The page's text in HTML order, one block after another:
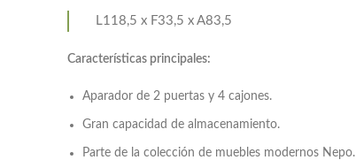
L118,5 x F33,5 x A83,5
Características principales:
Aparador de 2 puertas y 4 cajones.
Gran capacidad de almacenamiento.
Parte de la colección de muebles modernos Nepo.